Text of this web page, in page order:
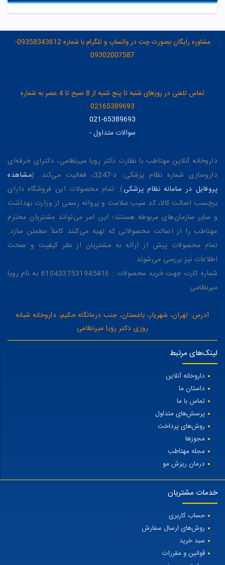
مشاوره رایگان بصورت چت در واتساپ و تلگرام با شماره 09358343612-
09302007587
تماس تلفنی در روزهای شنبه تا پنج شنبه از 8 صبح تا 4 عصر به شماره
02165389693
021-65389693
سوالات متداول-
داروخانه آنلاین مهتاطب با نظارت دکتر رویا میرنظامی، دکترای حرفه‌ای
داروسازی شماره نظام پزشکی: د-3247، فعالیت می‌کند. (
مشاهده
پروفایل در سامانه نظام پزشکی). تمام محصولات این فروشگاه دارای
برچسب اصالت کالا، کد سیب سلامت و پروانه رسمی از وزارت بهداشت
و سایر سازمان‌های مربوطه هستند؛ این امر می‌تواند مشتریان محترم
مهتاطب را از اصالت محصولاتی که تهیه می‌کنند کاملاً مطمئن سازد.
تمام محصولات پیش از ارائه به مشتریان از نظر کیفیت و صحت
اطلاعات نیز بررسی می‌شوند.
شماره کارت جهت خرید محصولات : 6104337531945416 به نام رویا
میرنظامی
آدرس: تهران، شهریار، باغستان، جنب درمانگاه حکیم، داروخانه شبانه
روزی دکتر رویا میرنظامی
لینک‌های مرتبط
داروخانه آنلاین
داستان ما
تماس با ما
پرسش‌های متداول
روش‌های پرداخت
مجوزها
مجله مهتاطب
درمان ریزش مو
خدمات مشتریان
حساب کاربری
روش‌های ارسال سفارش
سبد خرید
قوانین و مقررات